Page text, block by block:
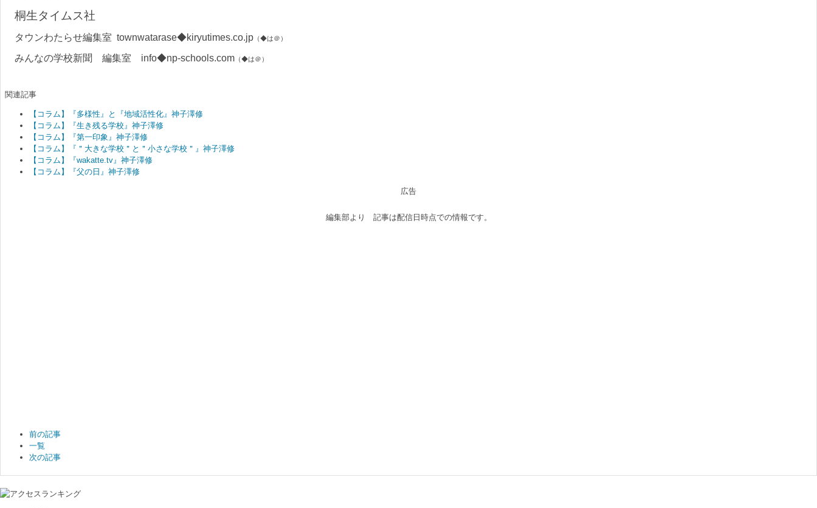
桐生タイムス社
タウンわたらせ編集室 townwatarase◆kiryutimes.co.jp （◆は＠）
みんなの学校新聞 編集室 info◆np-schools.com （◆は＠）
関連記事
【コラム】『多様性』と『地域活性化』神子澤修
【コラム】『生き残る学校』神子澤修
【コラム】『第一印象』神子澤修
【コラム】『＂大きな学校＂と＂小さな学校＂』神子澤修
【コラム】『wakatte.tv』神子澤修
【コラム】『父の日』神子澤修
広告
編集部より 記事は配信日時点での情報です。
前の記事
一覧
次の記事